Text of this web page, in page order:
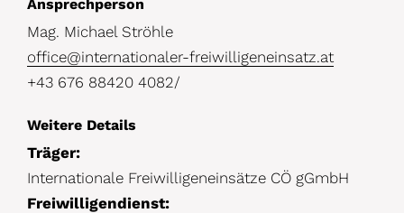
i
l
s
Ansprechperson
Mag. Michael Ströhle
office@internationaler-freiwilligeneinsatz.at
+43 676 88420 4082/
Weitere Details
Träger:
Internationale Freiwilligeneinsätze CÖ gGmbH
Freiwilligendienst: